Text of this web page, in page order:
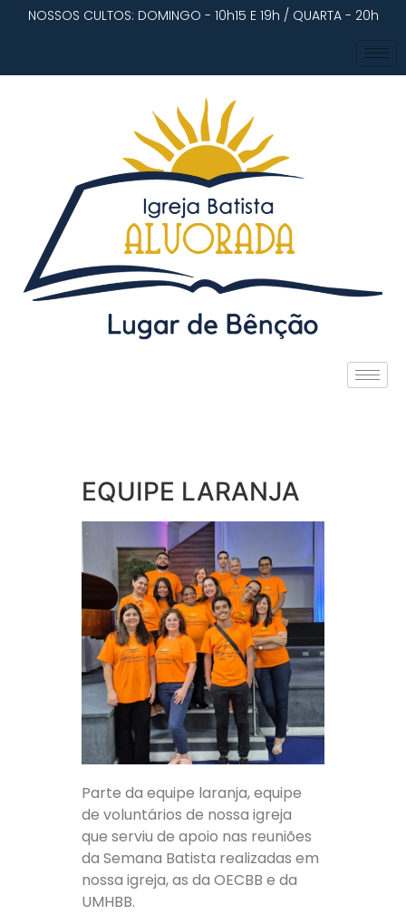
NOSSOS CULTOS: DOMINGO - 10h15 E 19h / QUARTA - 20h
EQUIPE LARANJA
Parte da equipe laranja, equipe
de voluntários de nossa igreja
que serviu de apoio nas reuniões
da Semana Batista realizadas em
nossa igreja, as da OECBB e da
UMHBB.